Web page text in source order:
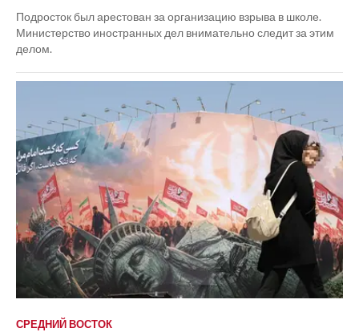
Подросток был арестован за организацию взрыва в школе.
Министерство иностранных дел внимательно следит за этим
делом.
СРЕДНИЙ ВОСТОК